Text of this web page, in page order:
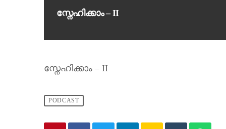
സ്നേഹിക്കാം – II
സ്നേഹിക്കാം – II
PODCAST